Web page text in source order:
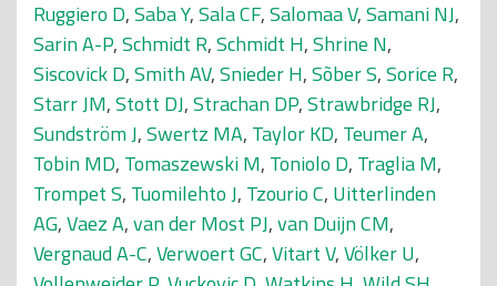
Ruggiero D,Saba Y,Sala CF,Salomaa V,Samani NJ,
Sarin A-P,Schmidt R,Schmidt H,Shrine N,
Siscovick D,Smith AV,Snieder H,Sõber S,Sorice R,
Starr JM,Stott DJ,Strachan DP,Strawbridge RJ,
Sundström J,Swertz MA, Taylor KD, Teumer A,
Tobin MD, Tomaszewski M, Toniolo D, Traglia M,
Trompet S, Tuomilehto J, Tzourio C, Uitterlinden
AG,Vaez A,van der Most PJ,van Duijn CM,
Vergnaud A-C,Verwoert GC,Vitart V,Völker U,